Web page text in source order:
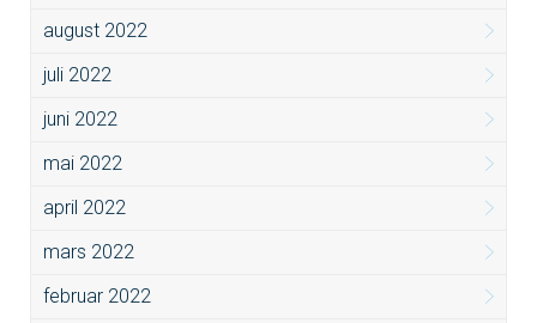
august 2022
juli 2022
juni 2022
mai 2022
april 2022
mars 2022
februar 2022